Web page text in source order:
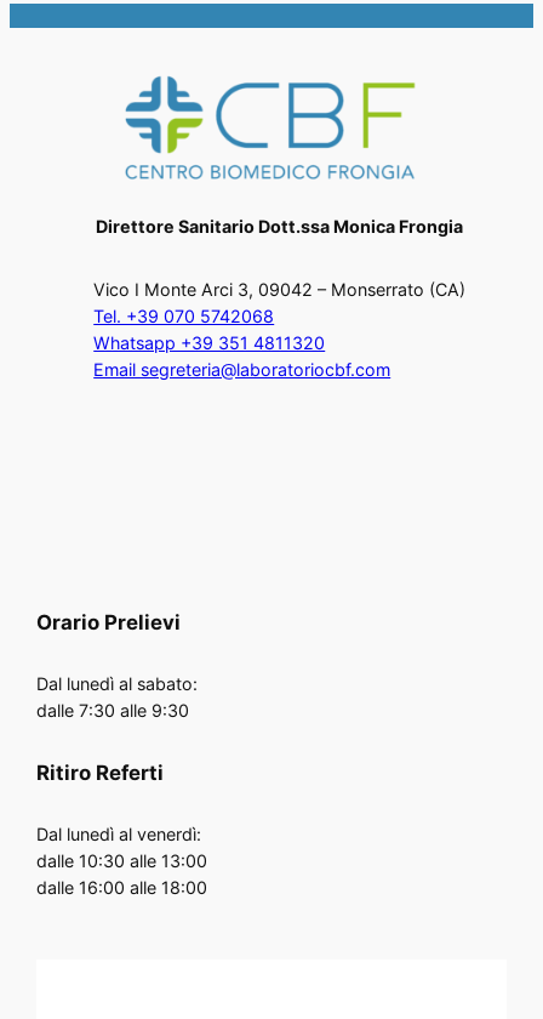
Direttore Sanitario Dott.ssa Monica Frongia
Vico I Monte Arci 3, 09042 – Monserrato (CA)
Tel. +39 070 5742068
Whatsapp +39 351 4811320
Email segreteria@laboratoriocbf.com
Orario Prelievi
Dal lunedì al sabato:
dalle 7:30 alle 9:30
Ritiro Referti
Dal lunedì al venerdì:
dalle 10:30 alle 13:00
dalle 16:00 alle 18:00